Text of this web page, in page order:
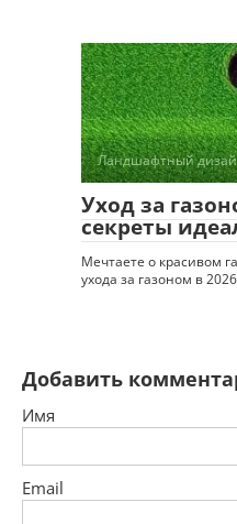
Ландшафтный
Уход за
секреты
Мечтаете о красивом
ухода за газоном в
Добавить
Имя
Email